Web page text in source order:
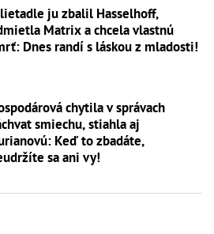
ju zbalil Hasselhoff,
Matrix a chcela vlastnú
Dnes randí s láskou z mladosti!
chytila v správach
smiechu, stiahla aj
Keď to zbadáte,
sa ani vy!